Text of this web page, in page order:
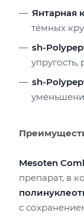
Янтарная
тёмных
sh-
упругость,
sh-
Mesoten
препарат, в
с